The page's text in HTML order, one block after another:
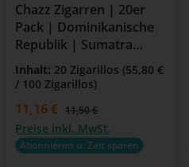
Chazz Zigarren | 20er
Pack | Dominikanische
Republik | Sumatra
Tabak
Inhalt: 20 Zigarillos (55,80 €
/ 100 Zigarillos)
Verkaufspreis:
11,16 € Regulärer Preis:
11,50 €
Preise inkl. MwSt.
Abonnieren u. Zeit sparen